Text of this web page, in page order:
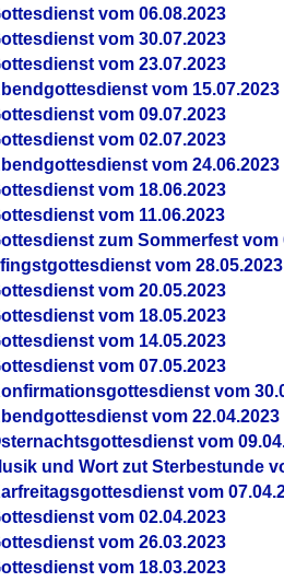
vom 06.08.2023
vom 30.07.2023
vom 23.07.2023
vom 15.07.2023
vom 09.07.2023
vom 02.07.2023
vom 24.06.2023
vom 18.06.2023
vom 11.06.2023
zum Sommerfest vom
vom 28.05.2023
vom 20.05.2023
vom 18.05.2023
vom 14.05.2023
vom 07.05.2023
vom
vom 22.04.2023
vom
und Wort zut Sterbestunde
vom
vom 02.04.2023
vom 26.03.2023
vom 18.03.2023